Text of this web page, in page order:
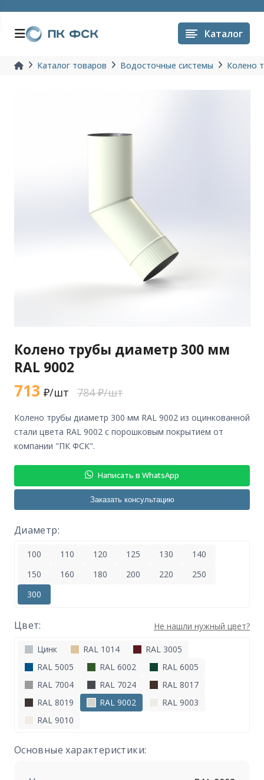
Каталог
Каталог товаров Водосточные системы Колено
Колено трубы диаметр 300 мм
RAL 9002
713 ₽/шт 784 ₽/шт
колено трубы диаметр 300 мм RAL 9002 из оцинкованной
стали цвета RAL 9002 с порошковым покрытием от
компании "ПК ФСК".
Написать в WhatsApp
Заказать консультацию
Диаметр:
100 110 120 125 130
140
150
160 180 200 220
250
300
Цвет: Не нашли нужный цвет?
Цинк RAL 1014
RAL 3005
RAL 5005
RAL 6002
RAL 6005
RAL 7004
RAL 7024
RAL 8017
RAL 8019
RAL 9002
RAL 9003
RAL 9010
Основные характеристики: